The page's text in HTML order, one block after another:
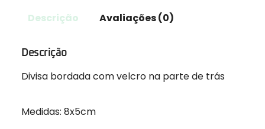
Descrição Avaliações (0)
Descrição
Divisa bordada com velcro na parte de trás
Medidas: 8x5cm